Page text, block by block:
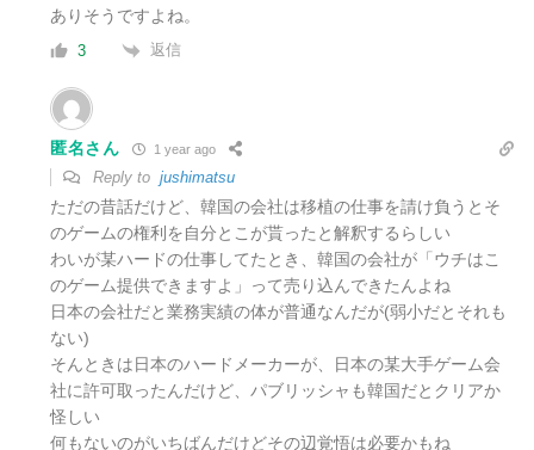
ありそうですよね。
3 返信
匿名さん 1 year ago
Reply to jushimatsu
ただの昔話だけど、韓国の会社は移植の仕事を請け負うとそ
のゲームの権利を自分とこが貰ったと解釈するらしい
わいが某ハードの仕事してたとき、韓国の会社が「ウチはこ
のゲーム提供できますよ」って売り込んできたんよね
日本の会社だと業務実績の体が普通なんだが(弱小だとそれも
ない)
そんときは日本のハードメーカーが、日本の某大手ゲーム会
社に許可取ったんだけど、パブリッシャも韓国だとクリアか
怪しい
何もないのがいちばんだけどその辺覚悟は必要かもね